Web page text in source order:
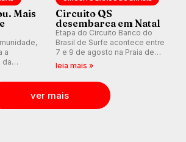
Mais
a
da
das
Circuito QS
desembarca em Natal
Etapa do Circuito Banco do
Brasil de Surfe acontece entre
7 e 9 de agosto na Praia de
Miami (RN), em disputas
válidas pelo Qualifying Series
(QS) 4.000 e pela corrida por
vagas no Challenger Series.
leia mais »
ver mais